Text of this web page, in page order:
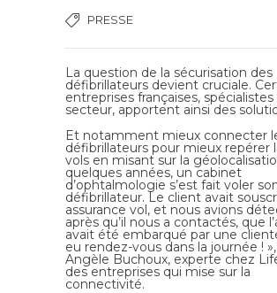
PRESSE
La question de la sécurisation des
défibrillateurs devient cruciale.
entreprises françaises, spécialistes
secteur, apportent ainsi des
Et notamment mieux connecter
défibrillateurs pour mieux repérer
vols en misant sur la
quelques années, un cabinet
d’ophtalmologie s’est fait voler
défibrillateur. Le client avait
assurance vol, et nous avions
après qu’il nous a contactés, que
avait été embarqué par une
eu rendez-vous dans la journée !
Angèle Buchoux, experte chez
des entreprises qui mise sur la
connectivité.